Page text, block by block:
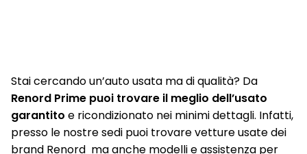
Stai cercando un’auto usata ma di qualità? Da
Renord Prime puoi trovare il meglio dell’usato
garantito e ricondizionato nei minimi dettagli. Infatti,
presso le nostre sedi puoi trovare vetture usate dei
brand Renord ma anche modelli e assistenza per